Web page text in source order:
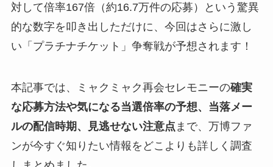
対して倍率167倍（約16.7万件の応募）という驚異
的な数字を叩き出しただけに、今回はさらに激し
い「プラチナチケット」争奪戦が予想されます！
本記事では、ミャクミャク再会セレモニーの確実
な応募方法や気になる当選倍率の予想、当落メー
ルの配信時期、見逃せない注意点 まで、万博ファ
ンが今すぐ知りたい情報をどこよりも詳しく調査